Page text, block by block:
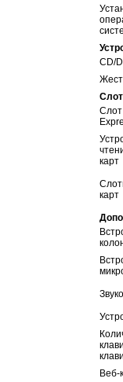
CD/
Слот
карт
карт
Веб-